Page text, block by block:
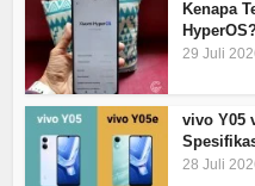
Kenapa
29 Juli
vivo Y05
28 Juli